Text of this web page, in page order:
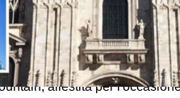
Week 2025
Bergh e Josefin
33.
allestita per